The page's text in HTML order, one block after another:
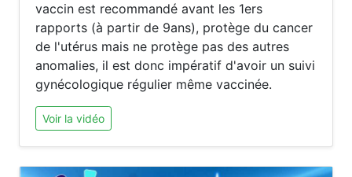
vaccin est recommandé avant les 1ers
rapports (à partir de 9ans), protège du cancer
de l'utérus mais ne protège pas des autres
anomalies, il est donc impératif d'avoir un suivi
gynécologique régulier même vaccinée.
Voir la vidéo